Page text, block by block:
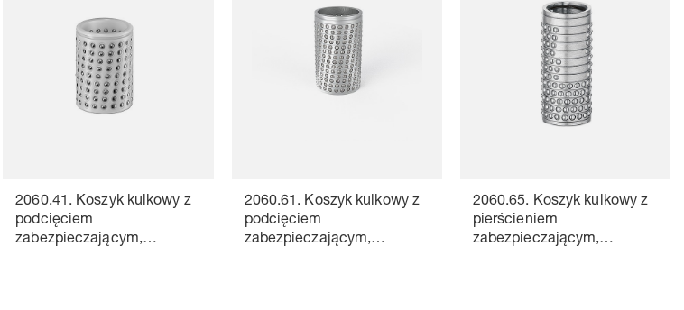
2060.41. Koszyk kulkowy z
podcięciem
zabezpieczającym,
2060.61. Koszyk kulkowy z
podcięciem
zabezpieczającym,
2060.65. Koszyk kulkowy z
pierścieniem
zabezpieczającym,